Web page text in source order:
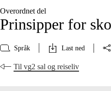
Overordnet del
Prinsipper for
Språk Last ned
Til vg2 sal og reiseliv